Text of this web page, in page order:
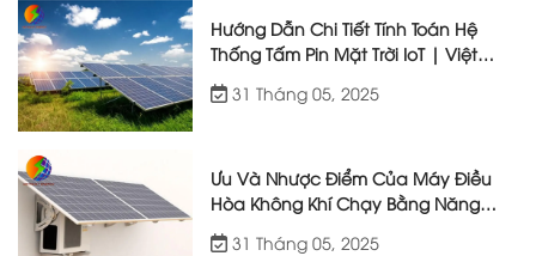
Hướng Dẫn Chi Tiết Tính Toán Hệ
Thống Tấm Pin Mặt Trời IoT | Việt
Nhật Energy
31 Tháng 05, 2025
Ưu Và Nhược Điểm Của Máy Điều
Hòa Không Khí Chạy Bằng Năng
31 Tháng 05, 2025